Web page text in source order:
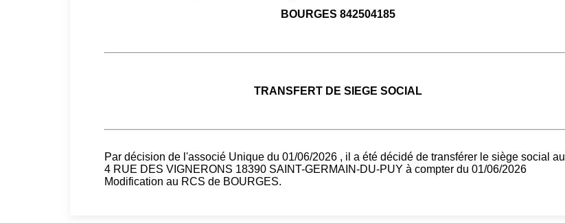
BOURGES 842504185
TRANSFERT DE SIEGE SOCIAL
Par décision de l'associé Unique du 01/06/2026 , il a été décidé de transférer le siège social au
4 RUE DES VIGNERONS 18390 SAINT-GERMAIN-DU-PUY à compter du 01/06/2026
Modification au RCS de BOURGES.